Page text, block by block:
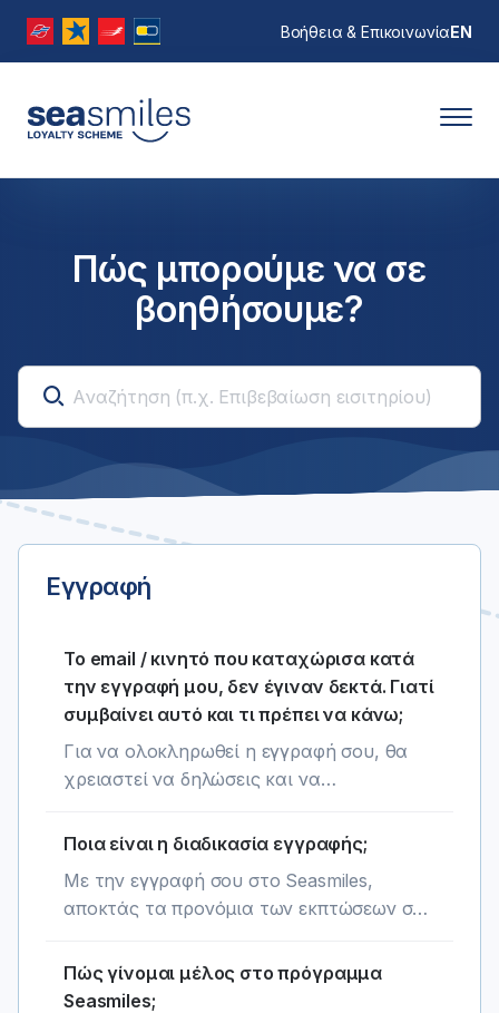
Βοήθεια & ΕπικοινωνίαEN
Πώς μπορούμε να σε
βοηθήσουμε?
seasmiles.generic.loading...
Εγγραφή
Το email / κινητό που καταχώρισα κατά
την εγγραφή μου, δεν έγιναν δεκτά. Γιατί
συμβαίνει αυτό και τι πρέπει να κάνω;
Για να ολοκληρωθεί η εγγραφή σου, θα
χρειαστεί να δηλώσεις και να
τον αριθμό του κινητού σου τηλεφώνου.
ή αριθμός κινητού που ανήκει σε άλλο
μέλος.
Ποια είναι η διαδικασία εγγραφής;
Με την εγγραφή σου στο Seasmiles,
αποκτάς τα προνόμια των εκπτώσεων στο
Seasmiles και της συγκέντρωσης seasmiles.
Όμως τα προνόμια δεν σταματούν εδώ!
Πώς γίνομαι μέλος στο πρόγραμμα
Seasmiles;